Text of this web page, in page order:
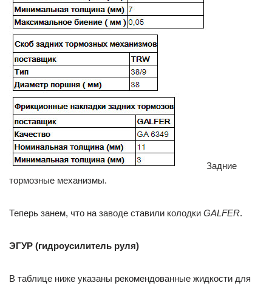
Задние
тормозные механизмы.
Теперь занем, что на заводе ставили колодки GALFER.
ЭГУР (гидроусилитель руля)
В таблице ниже указаны рекомендованные жидкости для